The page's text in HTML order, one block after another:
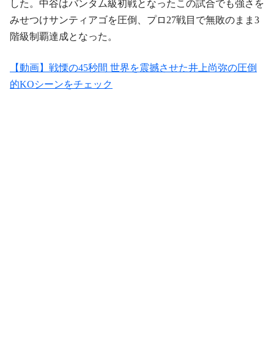
した。中谷はバンタム級初戦となったこの試合でも強さを
みせつけサンティアゴを圧倒、プロ27戦目で無敗のまま3
階級制覇達成となった。
【動画】戦慄の45秒間 世界を震撼させた井上尚弥の圧倒
的KOシーンをチェック